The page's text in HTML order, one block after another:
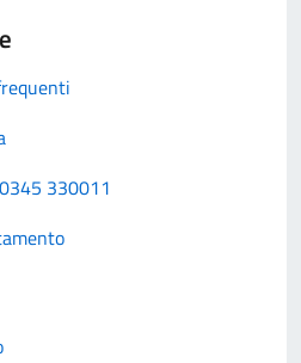
330011